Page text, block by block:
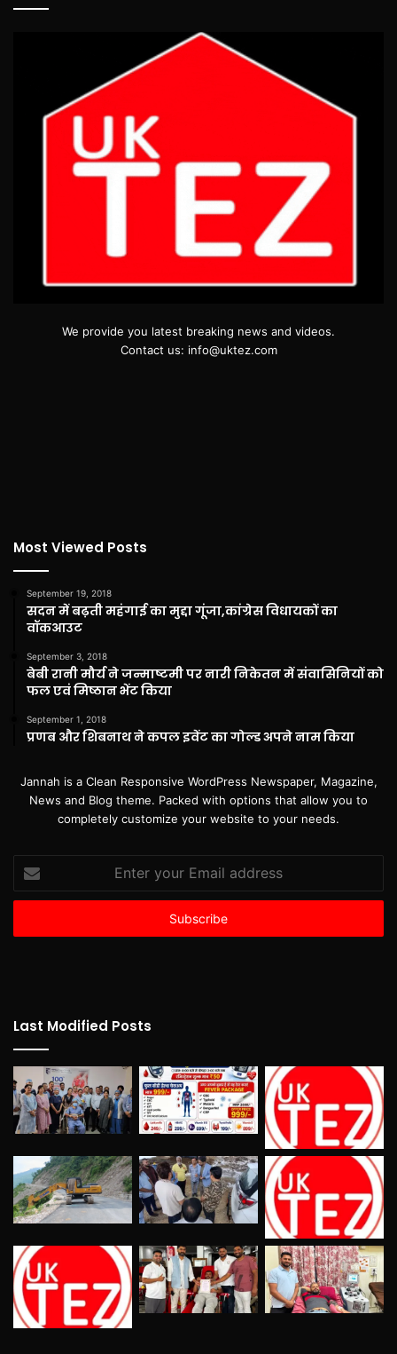
We provide you latest breaking news and videos.
Contact us: info@uktez.com
Most Viewed Posts
September 19, 2018
सदन में बढ़ती महंगाई का मुद्दा गूंजा,कांग्रेस विधायकों का
वॉकआउट
September 3, 2018
बेबी रानी मौर्य ने जन्माष्टमी पर नारी निकेतन में संवासिनियों को
फल एवं मिष्ठान भेंट किया
September 1, 2018
प्रणब और शिबनाथ ने कपल इवेंट का गोल्ड अपने नाम किया
Jannah is a Clean Responsive WordPress Newspaper, Magazine,
News and Blog theme. Packed with options that allow you to
completely customize your website to your needs.
Enter
your
Email
Last Modified Posts